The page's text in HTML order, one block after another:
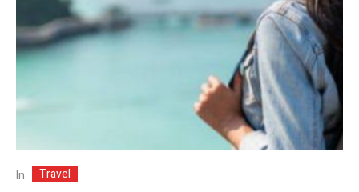
In Travel